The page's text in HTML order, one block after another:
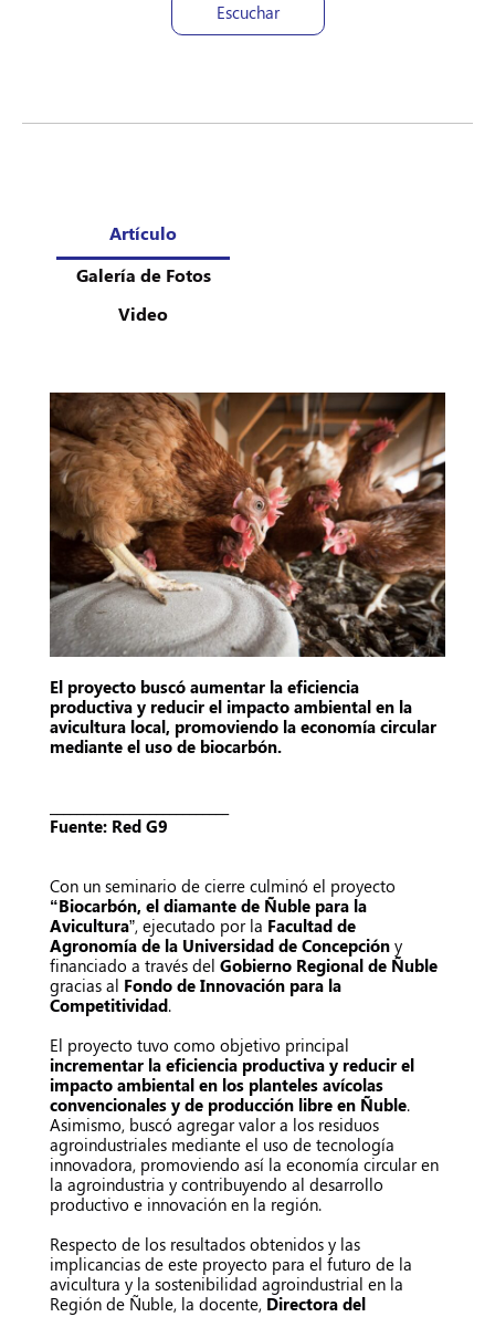
Escuchar
Artículo
Galería de Fotos
Video
El proyecto buscó aumentar la eficiencia
productiva y reducir el impacto ambiental en la
avicultura local, promoviendo la economía circular
mediante el uso de biocarbón.
Fuente: Red G9
Con un seminario de cierre culminó el proyecto
“Biocarbón, el diamante de Ñuble para la
Avicultura”, ejecutado por la Facultad de
Agronomía de la Universidad de Concepción y
financiado a través del Gobierno Regional de Ñuble
gracias al Fondo de Innovación para la
Competitividad.
El proyecto tuvo como objetivo principal
incrementar la eficiencia productiva y reducir el
impacto ambiental en los planteles avícolas
convencionales y de producción libre en Ñuble.
Asimismo, buscó agregar valor a los residuos
agroindustriales mediante el uso de tecnología
innovadora, promoviendo así la economía circular en
la agroindustria y contribuyendo al desarrollo
productivo e innovación en la región.
Respecto de los resultados obtenidos y las
implicancias de este proyecto para el futuro de la
avicultura y la sostenibilidad agroindustrial en la
Región de Ñuble, la docente, Directora del